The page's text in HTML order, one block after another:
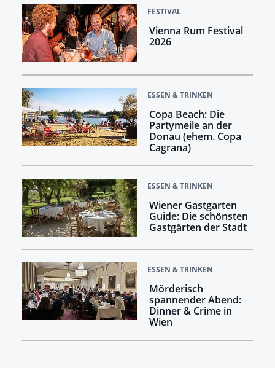
FESTIVAL
Vienna Rum Festival
2026
ESSEN & TRINKEN
Copa Beach: Die
Partymeile an der
Donau (ehem. Copa
Cagrana)
ESSEN & TRINKEN
Wiener Gastgarten
Guide: Die schönsten
Gastgärten der Stadt
ESSEN & TRINKEN
Mörderisch
spannender Abend:
Dinner & Crime in
Wien